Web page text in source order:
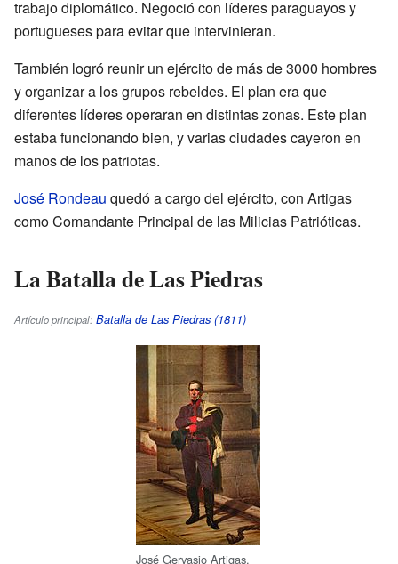
trabajo diplomático. Negoció con líderes paraguayos y
portugueses para evitar que intervinieran.
También logró reunir un ejército de más de 3000 hombres
y organizar a los grupos rebeldes. El plan era que
diferentes líderes operaran en distintas zonas. Este plan
estaba funcionando bien, y varias ciudades cayeron en
manos de los patriotas.
José Rondeau quedó a cargo del ejército, con Artigas
como Comandante Principal de las Milicias Patrióticas.
La Batalla de Las Piedras
Artículo principal: Batalla de Las Piedras (1811)
José Gervasio Artigas.